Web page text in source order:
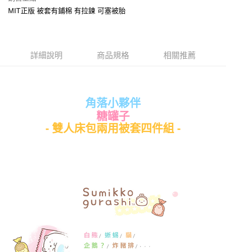
ATM付款
全家★依產品說明
每筆NT$60，滿NT$699(含以上)免運費
每筆NT$80，滿NT$699(含以上)免運費
MIT正版 被套有鋪棉 有拉鍊 可塞被胎
詳細說明 商品規格 相關推薦
角落小夥伴
糖罐子
- 雙人床包兩用被套四件組 -